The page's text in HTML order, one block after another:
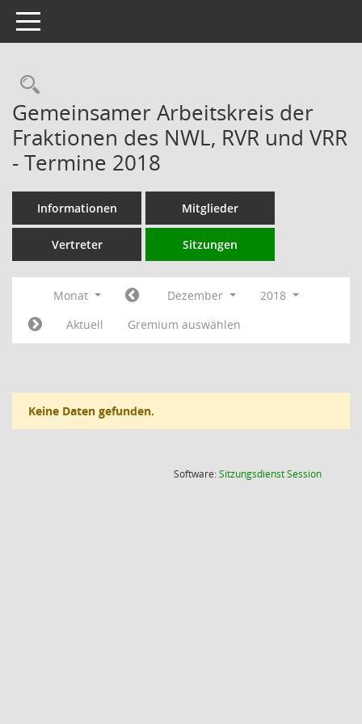
Toggle navigation
Rechercheauswahl
Gemeinsamer Arbeitskreis der
Fraktionen des NWL, RVR und VRR
- Termine 2018
Informationen Mitglieder
Vertreter Sitzungen
Monat Dezember
2018
Aktuell
Gremium auswählen
Keine Daten gefunden.
Software:SitzungsdienstSession(Wird in